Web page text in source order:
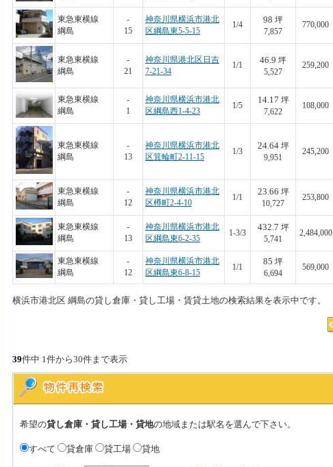
東急東横線
綱島
-
15
神奈川県横浜市港北
区綱島東5-5-15
1/4
98 坪
7,857
770,000
東急東横線
綱島
-
21
神奈川県港北区日吉
7-21-34
1/1
46.9 坪
5,527
259,200
東急東横線
綱島
-
1
神奈川県横浜市港北
区綱島西1-4-23
1/5
14.17 坪
7,622
108,000
東急東横線
綱島
-
13
神奈川県横浜市港北
区箕輪町2-11-15
1/3
24.64坪
9,951
245,200
東急東横線
綱島
-
12
神奈川県横浜市港北
区樽町2-4-10
1/1
23.66 坪
10,727
253,800
東急東横線
綱島
-
13
神奈川県横浜市港北
区綱島東6-2-35
1-3/3
432.7 坪
5,741
2,484,000
東急東横線
綱島
-
12
神奈川県横浜市港北
区綱島東6-8-15
1/1
85 坪
6,694
569,000
横浜市港北区 綱島の貸し倉庫・貸し工場・賃貸土地の検索結果を表示中です。
39件中 1件から30件まで表示
希望の貸し倉庫・貸し工場・貸地の地域または駅名を選んで下さい。
すべて 貸倉庫 貸工場 貸地